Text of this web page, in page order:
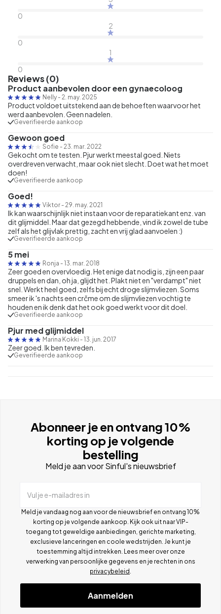
0
2
0
1
0
Reviews (0)
Product aanbevolen door een gynaecoloog
Nelly - 2. may. 2025
Product voldoet uitstekend aan de behoeften waarvoor het
werd aanbevolen. Geen nadelen.
Geverifieerde aankoop
Gewoon goed
Sofie - 23. mar. 2022
Gekocht om te testen. Pjur werkt meestal goed. Niets
overdreven verwacht, maar ook niet slecht. Doet wat het moet
doen!
Geverifieerde aankoop
Goed!
Viktor - 29. may. 2021
Ik kan waarschijnlijk niet instaan voor de reparatiekant enz. van
dit glijmiddel. Maar dat gezegd hebbende, vind ik zowel de tube
zelf als het glijvlak prettig, zacht en vrij glad aanvoelen :)
Geverifieerde aankoop
5 mei
Ronja - 13. mar. 2018
Zeer goed en overvloedig. Het enige dat nodig is, zijn een paar
druppels en dan, oh ja, glijdt het. Plakt niet en "verdampt" niet
snel. Werkt heel goed, zelfs bij echt droge slijmvliezen. Soms
smeer ik 's nachts een crčme om de slijmvliezen vochtig te
houden en ik denk dat het ook goed werkt voor dit doel.
Geverifieerde aankoop
Pjur med glijmiddel
Marina Kokki - 13. jun. 2017
Zeer goed. Ik ben tevreden.
Geverifieerde aankoop
Abonneer je en ontvang 10%
korting op je volgende
bestelling
Meld je aan voor Sinful's nieuwsbrief
Vul je e-mailadres in
Meld je vandaag nog aan voor de nieuwsbrief en ontvang 10%
korting op je volgende aankoop. Kijk ook uit naar VIP-
toegang tot geweldige aanbiedingen, gerichte marketing,
exclusieve lanceringen en coole wedstrijden. Je kunt je
toestemming altijd intrekken. Lees meer over onze
verwerking van persoonlijke gegevens en je rechten in ons
privacybeleid
Aanmelden